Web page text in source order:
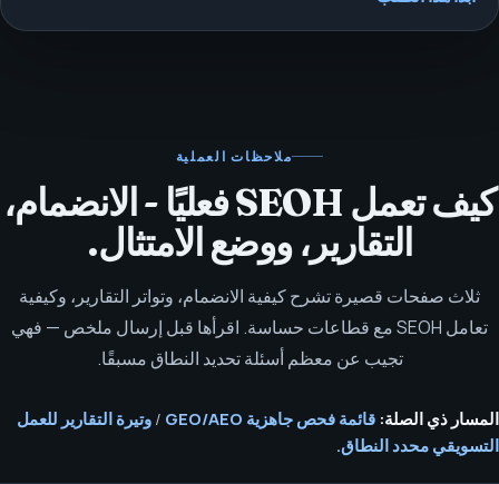
ملاحظات العملية
كيف تعمل SEOH فعليًا - الانضمام،
التقارير، ووضع الامتثال.
ثلاث صفحات قصيرة تشرح كيفية الانضمام، وتواتر التقارير، وكيفية
تعامل SEOH مع قطاعات حساسة. اقرأها قبل إرسال ملخص — فهي
تجيب عن معظم أسئلة تحديد النطاق مسبقًا.
المسار ذي الصلة: قائمة فحص جاهزية GEO/AEO / وتيرة التقارير للعمل
التسويقي محدد النطاق.